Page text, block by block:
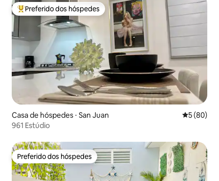
Entre os melhores preferidos dos hóspedes
Preferido dos hóspedes
Casa de hóspedes ⋅ San Juan 5 de uma
5 (80)
961 Estúdio
Preferido dos hóspedes
Preferido dos hóspedes